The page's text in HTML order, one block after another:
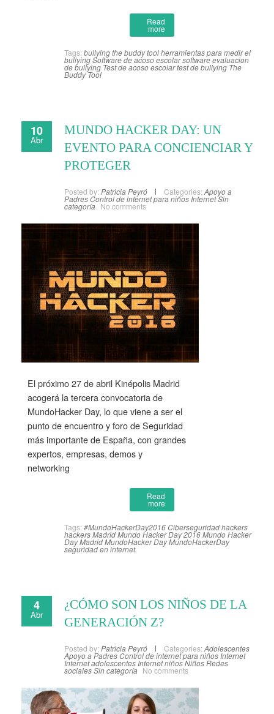
Read
more
Tags: bullying the buddy toolherramientas para medir el
bullyingSoftware de acoso escolarsoftware evaluacion
de bullying Test de acoso escolartest de bullying The
Buddy Tool
10
Abr
MUNDO HACKER DAY: UN
EVENTO PARA CONCIENCIAR Y
PROTEGER
Posted by: Patricia Peyró Categories: Apoyo a
PadresControl de internet para niños InternetSin
categoría No comments
El próximo 27 de abril Kinépolis Madrid
acogerá la tercera convocatoria de
MundoHacker Day, lo que viene a ser el
punto de encuentro y foro de Seguridad
más importante de España, con grandes
expertos, empresas, demos y
networking
Read
more
Tags: #MundoHackerDay2016Ciberseguridadhackers
hackers MadridMundo Hacker Day 2016Mundo Hacker
Day MadridMundoHacker DayMundoHackerDay
seguridad en internet.
4
Abr
¿CÓMO SON LOS NIÑOS DE LA
GENERACIÓN Z?
Posted by: Patricia Peyró Categories: Adolescentes
Apoyo a PadresControl de internet para niños Internet
Internet adolescentes Internet niñosNiñosRedes
socialesSin categoría No comments